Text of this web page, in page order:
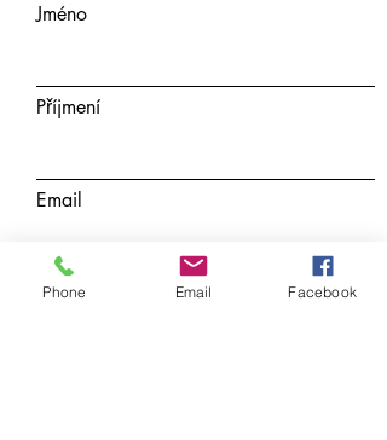
Jméno
Příjmení
Email
Předmět
Phone Email Facebook